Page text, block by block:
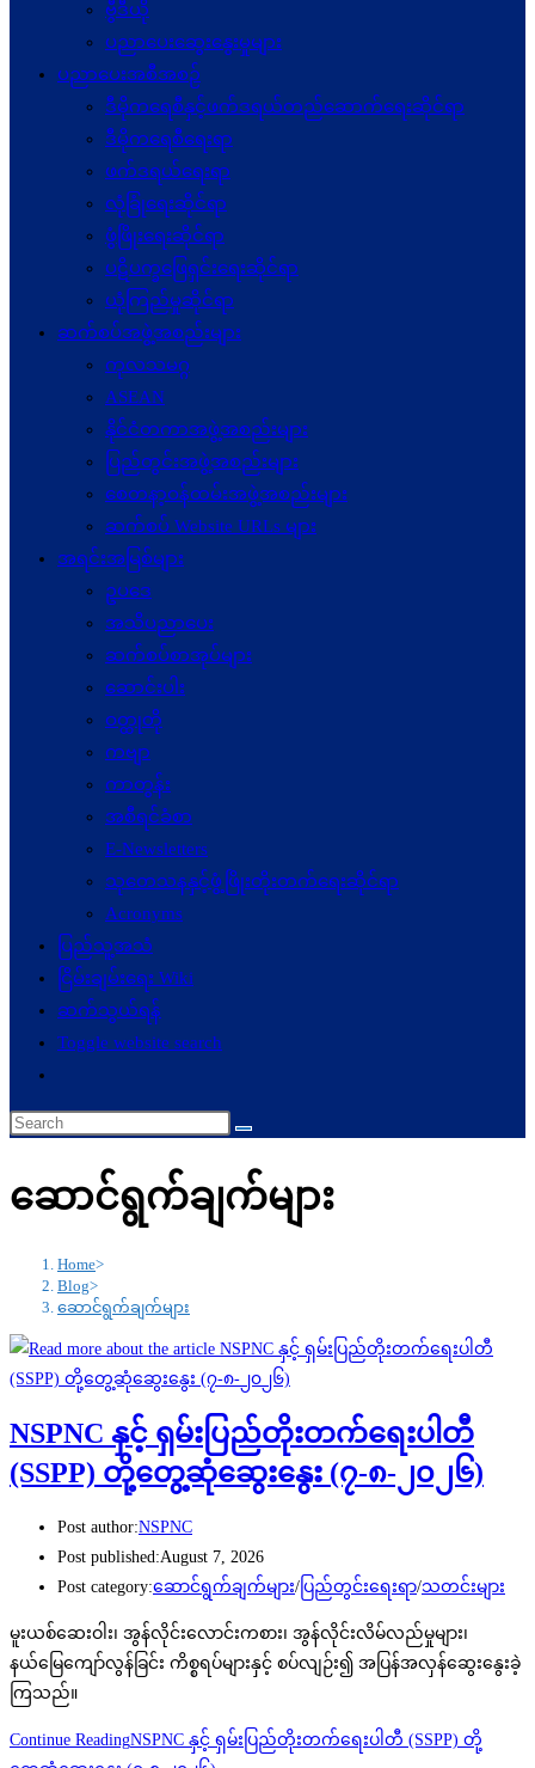
ဗွီဒီယို
ပညာပေးဆွေးနွေးမှုများ
ပညာပေးအစီအစဉ်
ဒီမိုကရေစီနှင့်ဖက်ဒရယ်တည်ဆောက်ရေးဆိုင်ရာ
ဒီမိုကရေစီရေးရာ
ဖက်ဒရယ်ရေးရာ
လုံခြုံရေးဆိုင်ရာ
ဖွံဖြိုးရေးဆိုင်ရာ
ပဋိပက္ခ‌ဖြေရှင်းရေးဆိုင်ရာ
ယုံကြည်မှုဆိုင်ရာ
ဆက်စပ်အဖွဲ့အစည်းများ
ကုလသမဂ္ဂ
ASEAN
နိုင်ငံတကာအဖွဲ့အစည်းများ
ပြည်တွင်းအဖွဲ့အစည်းများ
စေတနာ့ဝန်ထမ်းအဖွဲ့အစည်းများ
ဆက်စပ် Website URLs များ
အရင်းအမြစ်များ
ဥပဒေ
အသိပညာပေး
ဆက်စပ်စာအုပ်များ
ဆောင်းပါး
ဝတ္ထုတို
ကဗျာ
ကာတွန်း
အစီရင်ခံစာ
E-Newsletters
သုတေသနနှင့်ဖွံ့ဖြိုးတိုးတက်ရေးဆိုင်ရာ
Acronyms
ပြည်သူ့အသံ
ငြိမ်းချမ်းရေး Wiki
ဆက်သွယ်ရန်
Toggle website search
ဆောင်ရွက်ချက်များ
Home>
Blog>
ဆောင်ရွက်ချက်များ
NSPNC နှင့် ရှမ်းပြည်တိုးတက်ရေးပါတီ
(SSPP) တို့တွေ့ဆုံဆွေးနွေး (၇-၈-၂၀၂၆)
Post author:NSPNC
Post published:August 7, 2026
Post category:ဆောင်ရွက်ချက်များ/ ပြည်တွင်းရေးရာ/သတင်းများ
မူးယစ်ဆေးဝါး၊ အွန်လိုင်းလောင်းကစား၊ အွန်လိုင်းလိမ်လည်မှုများ၊
နယ်မြေကျော်လွန်ခြင်း ကိစ္စရပ်များနှင့် စပ်လျဉ်း၍ အပြန်အလှန်ဆွေးနွေးခဲ့
ကြသည်။
Continue ReadingNSPNC နှင့် ရှမ်းပြည်တိုးတက်ရေးပါတီ (SSPP) တို့